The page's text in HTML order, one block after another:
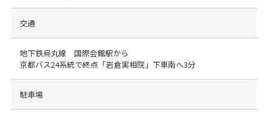
交通
地下鉄烏丸線 国際会館駅から
京都バス24系統で終点「岩倉実相院」下車南へ3分
駐車場